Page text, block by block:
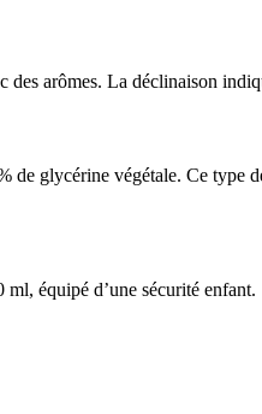
arômes. La déclinaison
glycérine végétale. Ce type
équipé d’une sécurité enfant.